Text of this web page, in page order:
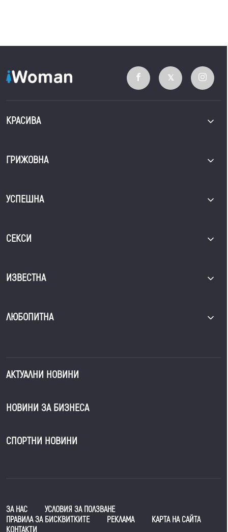
КРАСИВА
ГРИЖОВНА
УСПЕШНА
СЕКСИ
ИЗВЕСТНА
ЛЮБОПИТНА
АКТУАЛНИ НОВИНИ
НОВИНИ ЗА БИЗНЕСА
СПОРТНИ НОВИНИ
ЗА НАС
УСЛОВИЯ ЗА ПОЛЗВАНЕ
ПРАВИЛА ЗА БИСКВИТКИТЕ
РЕКЛАМА
КАРТА НА САЙТА
КОНТАКТИ